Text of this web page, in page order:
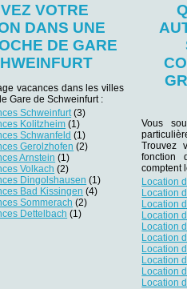
VOTRE
DANS UNE
DE GARE
vacances dans les villes
Gare de Schweinfurt :
Schweinfurt (3)
Kolitzheim (1)
Schwanfeld (1)
Gerolzhofen (2)
Arnstein (1)
Volkach (2)
Dingolshausen (1)
Bad Kissingen (4)
Sommerach (2)
Dettelbach (1)
Vous
Trouvez
fonction
comptent
Location
Location
Location
Location
Location
Location
Location
Location
Location
Location